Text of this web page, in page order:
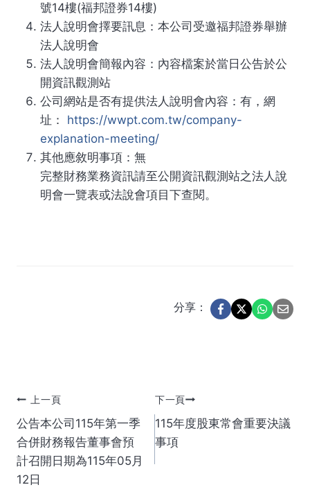
號14樓(福邦證券14樓)
法人說明會擇要訊息：本公司受邀福邦證券舉辦
法人說明會
法人說明會簡報內容：內容檔案於當日公告於公
開資訊觀測站
公司網站是否有提供法人說明會內容：有，網
址： https://wwpt.com.tw/company-
explanation-meeting/
其他應敘明事項：無
完整財務業務資訊請至公開資訊觀測站之法人說
明會一覽表或法說會項目下查閱。
分享：
文
章
導
上一頁
公告本公司115年第一季
合併財務報告董事會預
計召開日期為115年05月
12日
下一頁
115年度股東常會重要決議
事項